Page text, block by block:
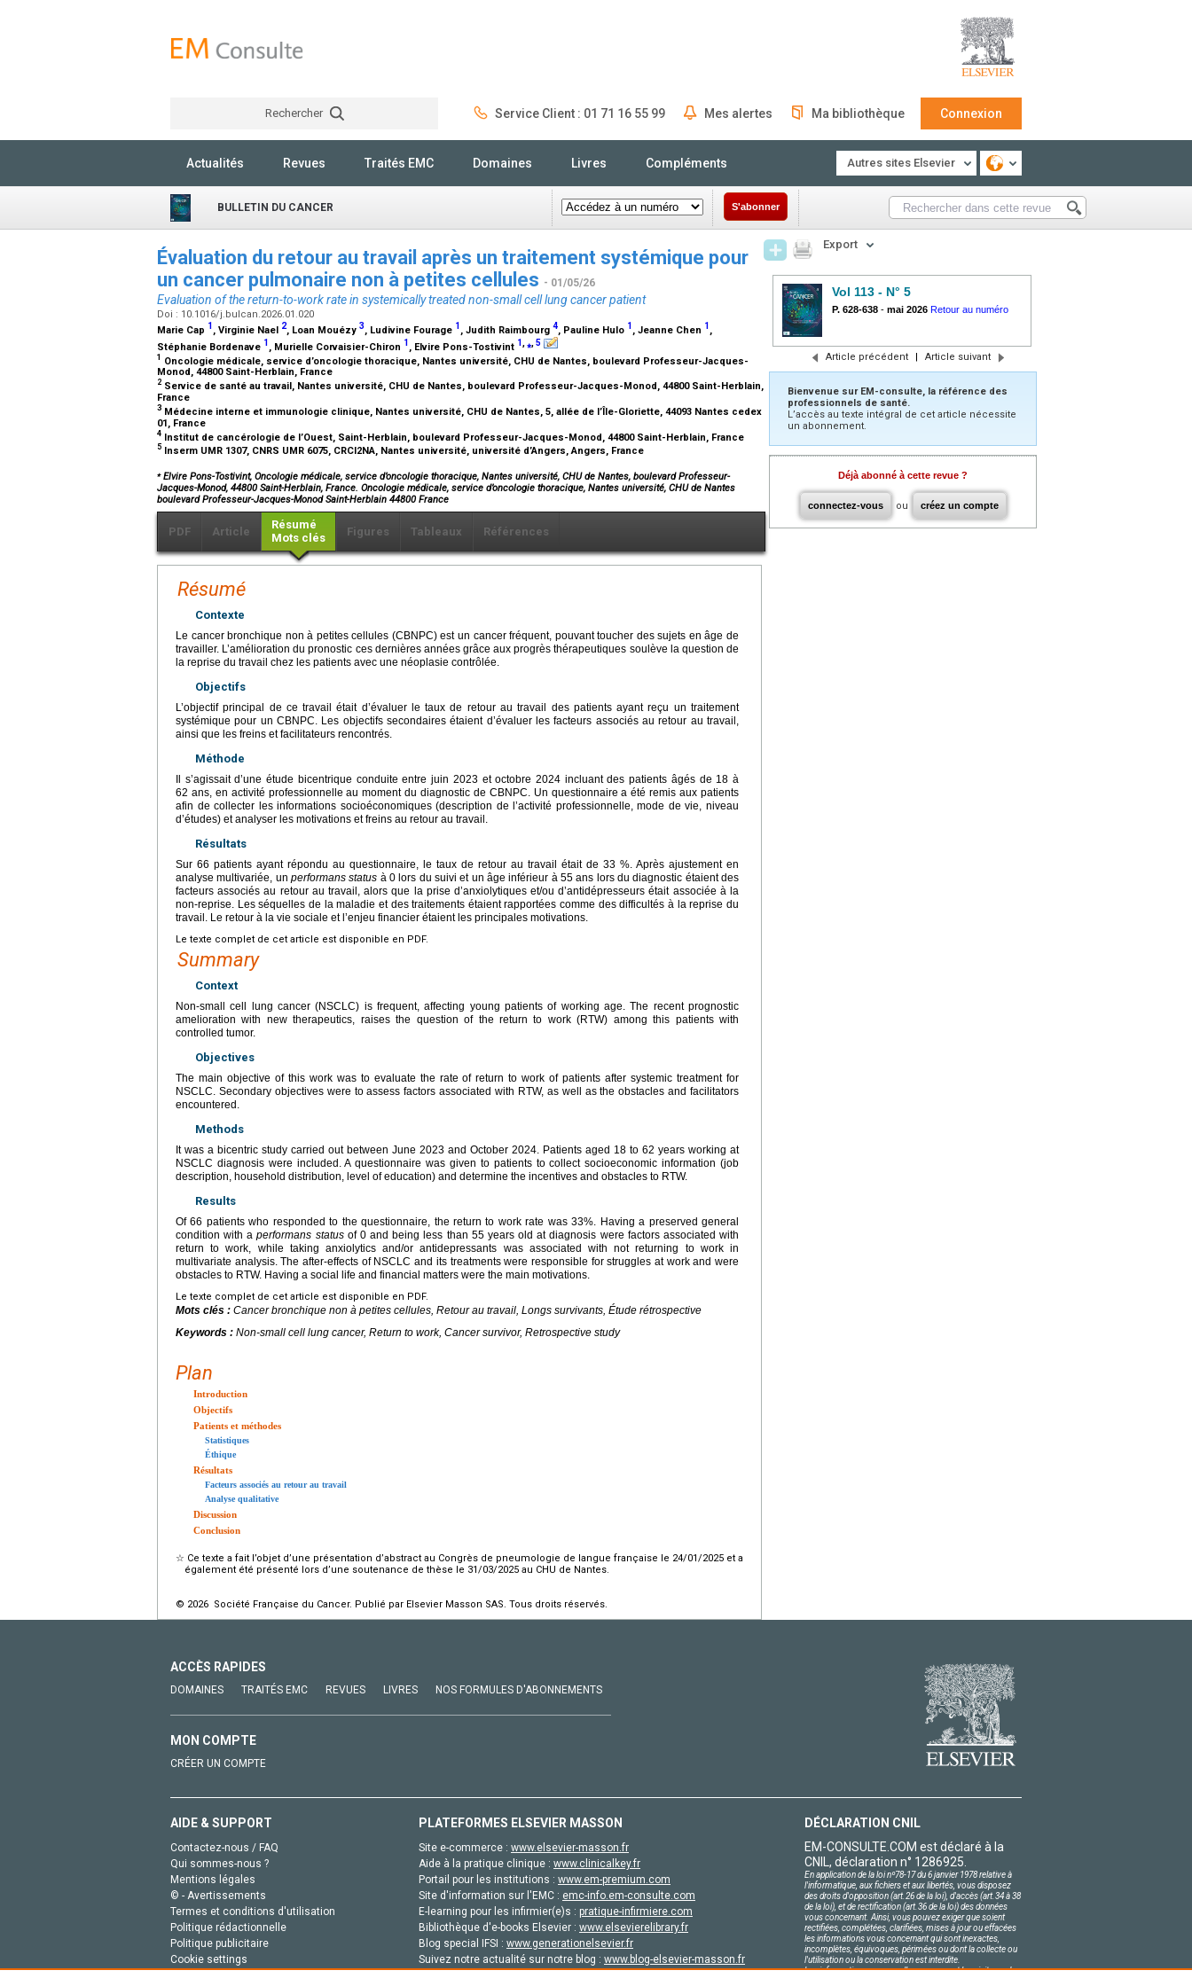
Rechercher Service Client : 01 71 16 55 99 Mes alertes Ma bibliothèque Connexion
Actualités Revues Traités EMC Domaines Livres Compléments Autres sites Elsevier
BULLETIN DU CANCER S'abonner
Évaluation du retour au travail après un traitement systémique pour
un cancer pulmonaire non à petites cellules - 01/05/26
Evaluation of the return-to-work rate in systemically treated non-small cell lung cancer patient
Doi : 10.1016/j.bulcan.2026.01.020
Marie Cap 1 , Virginie Nael 2, Loan Mouézy 3, Ludivine Fourage 1 , Judith Raimbourg 4, Pauline Hulo 1 , Jeanne Chen 1 ,
Stéphanie Bordenave 1 , Murielle Corvaisier-Chiron 1 , Elvire Pons-Tostivint 1 ⁎ 5
1 Oncologie médicale, service d’oncologie thoracique, Nantes université, CHU de Nantes, boulevard Professeur-Jacques-
Monod, 44800 Saint-Herblain, France
2 Service de santé au travail, Nantes université, CHU de Nantes, boulevard Professeur-Jacques-Monod, 44800 Saint-Herblain,
France
3 Médecine interne et immunologie clinique, Nantes université, CHU de Nantes, 5, allée de l’Île-Gloriette, 44093 Nantes cedex
01, France
4 Institut de cancérologie de l’Ouest, Saint-Herblain, boulevard Professeur-Jacques-Monod, 44800 Saint-Herblain, France
5 Inserm UMR 1307, CNRS UMR 6075, CRCI2NA, Nantes université, université d’Angers, Angers, France
⁎Elvire Pons-Tostivint, Oncologie médicale, service d’oncologie thoracique, Nantes université, CHU de Nantes, boulevard Professeur-
Jacques-Monod, 44800 Saint-Herblain, France. Oncologie médicale, service d’oncologie thoracique, Nantes université, CHU de Nantes
boulevard Professeur-Jacques-Monod Saint-Herblain 44800 France
PDF Article
Résumé
Mots clés
Figures Tableaux Références
Résumé
Contexte
Le cancer bronchique non à petites cellules (CBNPC) est un cancer fréquent, pouvant toucher des sujets en âge de
travailler. L’amélioration du pronostic ces dernières années grâce aux progrès thérapeutiques soulève la question de
la reprise du travail chez les patients avec une néoplasie contrôlée.
Objectifs
L’objectif principal de ce travail était d’évaluer le taux de retour au travail des patients ayant reçu un traitement
systémique pour un CBNPC. Les objectifs secondaires étaient d’évaluer les facteurs associés au retour au travail,
ainsi que les freins et facilitateurs rencontrés.
Méthode
Il s’agissait d’une étude bicentrique conduite entre juin 2023 et octobre 2024 incluant des patients âgés de 18 à
62 ans, en activité professionnelle au moment du diagnostic de CBNPC. Un questionnaire a été remis aux patients
afin de collecter les informations socioéconomiques (description de l’activité professionnelle, mode de vie, niveau
d’études) et analyser les motivations et freins au retour au travail.
Résultats
Sur 66 patients ayant répondu au questionnaire, le taux de retour au travail était de 33 %. Après ajustement en
analyse multivariée, un performans status à 0 lors du suivi et un âge inférieur à 55 ans lors du diagnostic étaient des
facteurs associés au retour au travail, alors que la prise d’anxiolytiques et/ou d’antidépresseurs était associée à la
non-reprise. Les séquelles de la maladie et des traitements étaient rapportées comme des difficultés à la reprise du
travail. Le retour à la vie sociale et l’enjeu financier étaient les principales motivations.
Le texte complet de cet article est disponible en PDF.
Summary
Context
Non-small cell lung cancer (NSCLC) is frequent, affecting young patients of working age. The recent prognostic
amelioration with new therapeutics, raises the question of the return to work (RTW) among this patients with
controlled tumor.
Objectives
The main objective of this work was to evaluate the rate of return to work of patients after systemic treatment for
NSCLC. Secondary objectives were to assess factors associated with RTW, as well as the obstacles and facilitators
encountered.
Methods
It was a bicentric study carried out between June 2023 and October 2024. Patients aged 18 to 62 years working at
NSCLC diagnosis were included. A questionnaire was given to patients to collect socioeconomic information (job
description, household distribution, level of education) and determine the incentives and obstacles to RTW.
Results
Of 66 patients who responded to the questionnaire, the return to work rate was 33%. Having a preserved general
condition with aperformans statusof 0 and being less than 55 years old at diagnosis were factors associated with
return to work, while taking anxiolytics and/or antidepressants was associated with not returning to work in
multivariate analysis. The after-effects of NSCLC and its treatments were responsible for struggles at work and were
obstacles to RTW. Having a social life and financial matters were the main motivations.
Le texte complet de cet article est disponible en PDF.
Mots clés : Cancer bronchique non à petites cellules, Retour au travail, Longs survivants, Étude rétrospective
Keywords : Non-small cell lung cancer, Return to work, Cancer survivor, Retrospective study
Plan
Introduction
Objectifs
Patients et méthodes
Statistiques
Éthique
Résultats
Facteurs associés au retour au travail
Analyse qualitative
Discussion
Conclusion
☆ Ce texte a fait l’objet d’une présentation d’abstract au Congrès de pneumologie de langue française le 24/01/2025 et a
également été présenté lors d’une soutenance de thèse le 31/03/2025 au CHU de Nantes.
© 2026 Société Française du Cancer. Publié par Elsevier Masson SAS. Tous droits réservés.
Export
Vol 113 - N° 5
P. 628-638 - mai 2026 Retour au numéro
Article précédent | Article suivant
Bienvenue sur EM-consulte, la référence des
professionnels de santé.
L’accès au texte intégral de cet article nécessite
un abonnement.
Déjà abonné à cette revue ?
connectez-vous ou créez un compte
ACCÈS RAPIDES
DOMAINES TRAITÉS EMC REVUES LIVRES NOS FORMULES D'ABONNEMENTS
MON COMPTE
CRÉER UN COMPTE
AIDE & SUPPORT
Contactez-nous / FAQ
Qui sommes-nous ?
Mentions légales
© - Avertissements
Termes et conditions d'utilisation
Politique rédactionnelle
Politique publicitaire
Cookie settings
PLATEFORMES ELSEVIER MASSON
Site e-commerce : www.elsevier-masson.fr
Aide à la pratique clinique : www.clinicalkey.fr
Portail pour les institutions : www.em-premium.com
Site d'information sur l'EMC : emc-info.em-consulte.com
E-learning pour les infirmier(e)s : pratique-infirmiere.com
Bibliothèque d'e-books Elsevier : www.elsevierelibrary.fr
Blog special IFSI : www.generationelsevier.fr
Suivez notre actualité sur notre blog : www.blog-elsevier-masson.fr
DÉCLARATION CNIL
EM-CONSULTE.COM est déclaré à la
CNIL, déclaration n° 1286925.
En application de la loi nº78-17 du 6 janvier 1978 relative à
l'informatique, aux fichiers et aux libertés, vous disposez
des droits d'opposition (art.26 de la loi), d'accès (art.34 à 38
de la loi), et de rectification (art.36 de la loi) des données
vous concernant. Ainsi, vous pouvez exiger que soient
rectifiées, complétées, clarifiées, mises à jour ou effacées
les informations vous concernant qui sont inexactes,
incomplètes, équivoques, périmées ou dont la collecte ou
l'utilisation ou la conservation est interdite.
Les informations personnelles concernant les visiteurs de